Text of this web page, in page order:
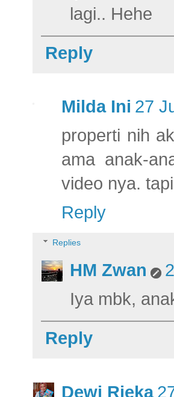
lagi.. Hehe
Reply
Milda Ini 27
properti nih
ama anak-
video nya.
Reply
Replies
HM Zwan
Iya mbk,
Reply
Dewi Rieka